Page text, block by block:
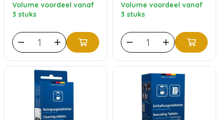
Volume voordeel vanaf
3 stuks
Volume voordeel vanaf
3 stuks